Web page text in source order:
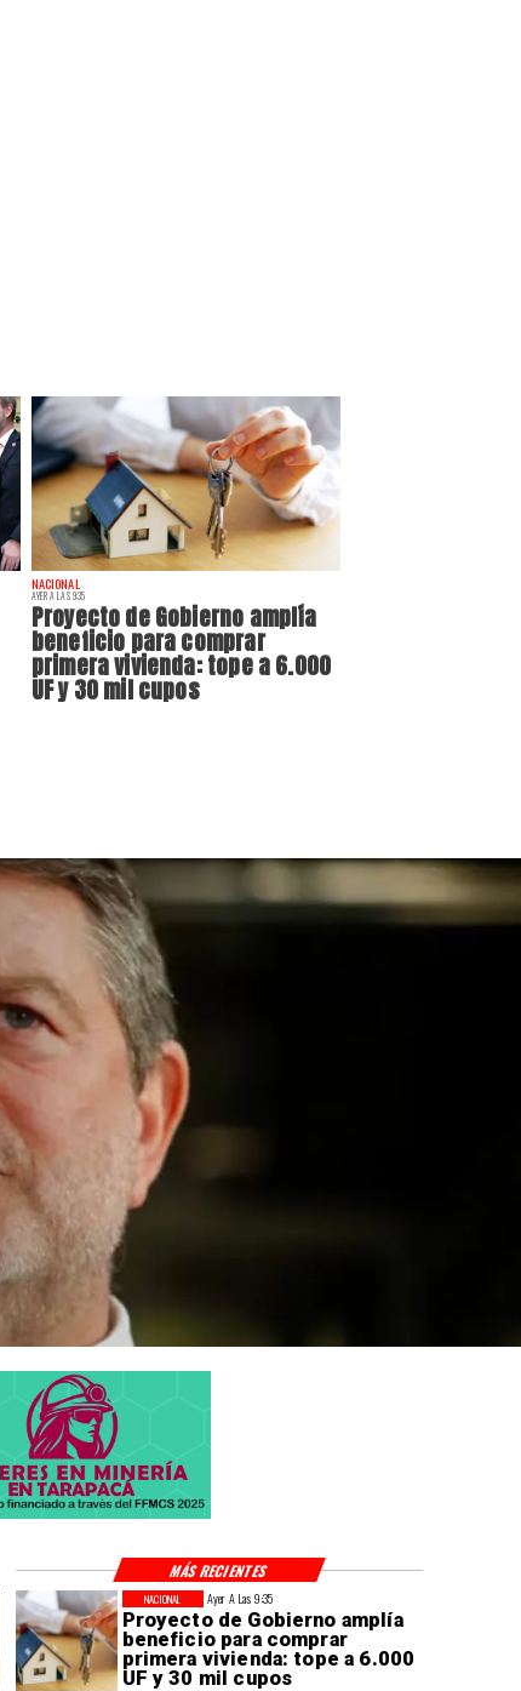
NACIONAL
AYER A LAS 9:35
Proyecto de Gobierno amplía
beneficio para comprar
primera vivienda: tope a 6.000
UF y 30 mil cupos
Ayer A Las 9:35
Proyecto de Gobierno amplía
beneficio para comprar
primera vivienda: tope a 6.000
UF y 30 mil cupos
NACIONAL
MÁS RECIENTES